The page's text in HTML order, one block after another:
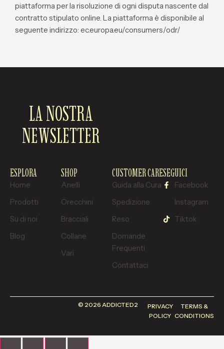
piattaforma per la risoluzione di ogni disputa nascente dal
contratto stipulato online. La piattaforma è disponibile al
seguente indirizzo: ec.europa.eu/consumers/odr/
LA NOSTRA
NEWSLETTER
ESPLORA
Home
Prodotti
Su di noi
Blog
SHOP
Anelli
Orecchini
Bracciali
Collane
Vari
CUSTOMER CARE
Guida alla Cura
Spedizione
Reso
Domande
Frequenti
Contattaci
SEGUICI
Facebook
Instagram
Tiktok
© 2026 ADDICTED2
PRIVACY
POLICY
TERMS &
CONDITIONS